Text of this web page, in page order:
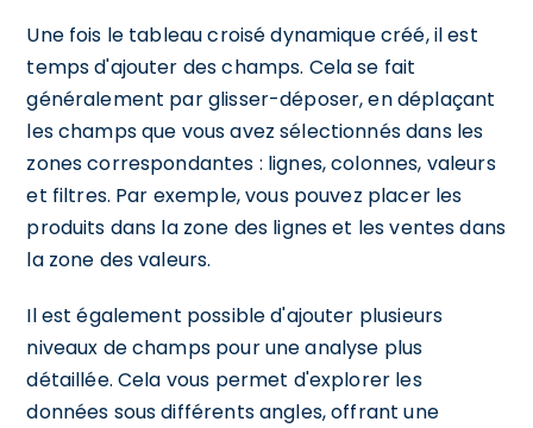
Une fois le tableau croisé dynamique créé, il est
temps d'ajouter des champs. Cela se fait
généralement par glisser-déposer, en déplaçant
les champs que vous avez sélectionnés dans les
zones correspondantes : lignes, colonnes, valeurs
et filtres. Par exemple, vous pouvez placer les
produits dans la zone des lignes et les ventes dans
la zone des valeurs.
Il est également possible d'ajouter plusieurs
niveaux de champs pour une analyse plus
détaillée. Cela vous permet d'explorer les
données sous différents angles, offrant une